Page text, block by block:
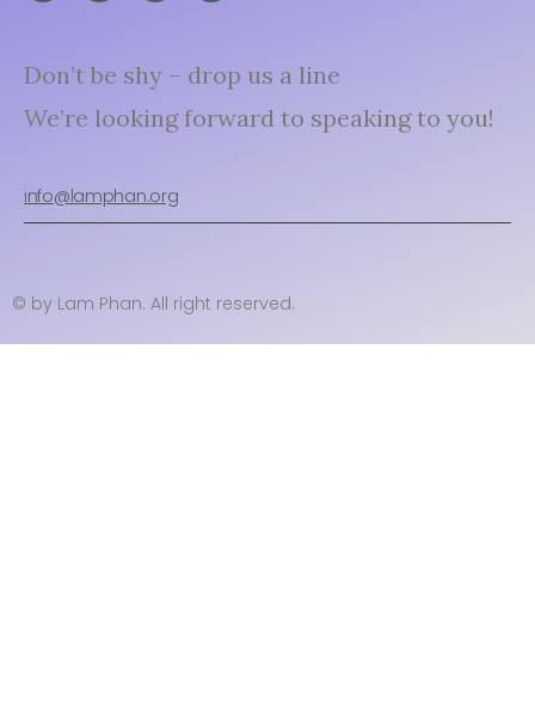
Don’t be shy – drop us a line
We’re looking forward to speaking to you!
info@lamphan.org
© by Lam Phan. All right reserved.